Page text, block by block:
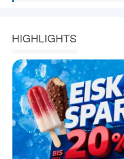
HIGHLIGHTS